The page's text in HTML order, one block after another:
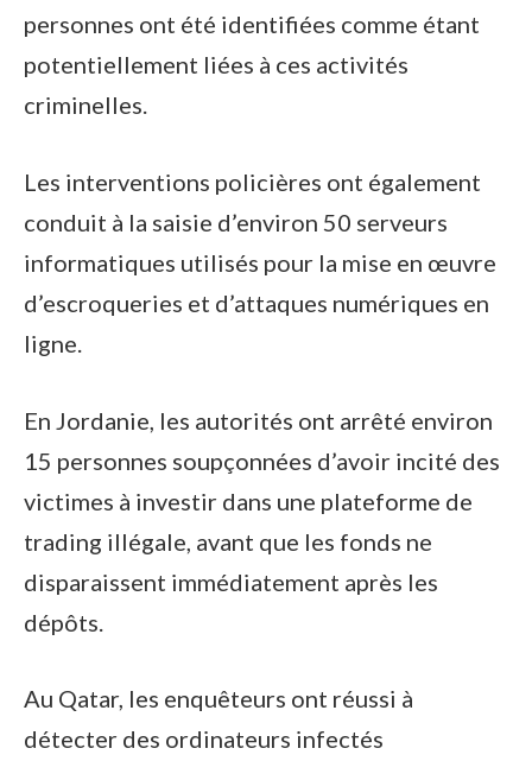
personnes ont été identifiées comme étant
potentiellement liées à ces activités
criminelles.
Les interventions policières ont également
conduit à la saisie d’environ 50 serveurs
informatiques utilisés pour la mise en œuvre
d’escroqueries et d’attaques numériques en
ligne.
En Jordanie, les autorités ont arrêté environ
15 personnes soupçonnées d’avoir incité des
victimes à investir dans une plateforme de
trading illégale, avant que les fonds ne
disparaissent immédiatement après les
dépôts.
Au Qatar, les enquêteurs ont réussi à
détecter des ordinateurs infectés